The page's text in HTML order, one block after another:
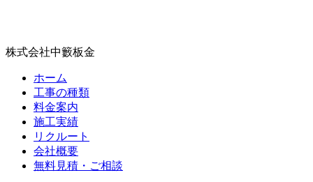
株式会社中籔板金
ホーム
工事の種類
料金案内
施工実績
リクルート
会社概要
無料見積・ご相談